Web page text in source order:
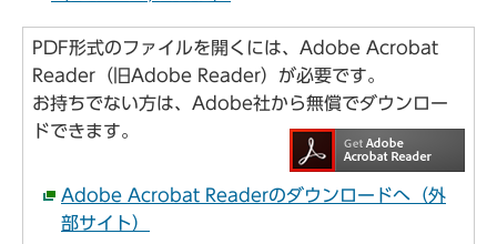
PDF形式のファイルを開くには、Adobe Acrobat
Reader（旧Adobe Reader）が必要です。
お持ちでない方は、Adobe社から無償でダウンロー
ドできます。
Adobe Acrobat Readerのダウンロードへ（外
部サイト）